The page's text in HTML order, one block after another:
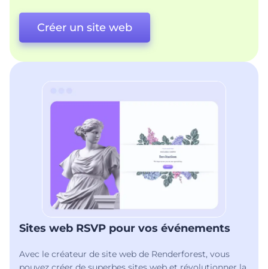
Créer un site web
Sites web RSVP pour vos événements
Avec le créateur de site web de Renderforest, vous